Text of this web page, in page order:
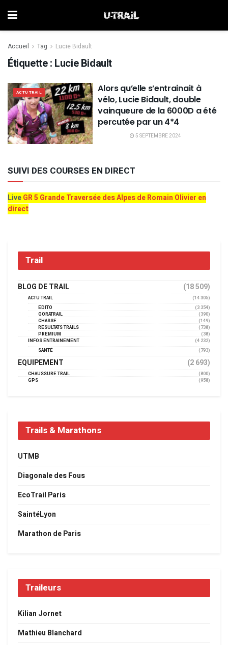
Accueil Tag Lucie Bidault
Étiquette : Lucie Bidault
ACTU TRAIL
Alors qu’elle s’entrainait à
vélo, Lucie Bidault, double
vainqueure de la 6000D a été
percutée par un 4*4
5 SEPTEMBRE 2024
SUIVI DES COURSES EN DIRECT
LiveGR 5 Grande Traversée des Alpes de Romain Olivier en
direct
Trail
BLOG DE TRAIL (18 509)
ACTU TRAIL
(14 305)
EDITO
(3 354)
GORATRAIL
(390)
CHASSE
(149)
RÉSULTATS TRAILS
(738)
PREMIUM
(38)
INFOS ENTRAINEMENT
(4 232)
SANTÉ
(793)
EQUIPEMENT (2 693)
CHAUSSURE TRAIL
(800)
GPS
(958)
Trails & Marathons
UTMB
Diagonale des Fous
EcoTrail Paris
SaintéLyon
Marathon de Paris
Traileurs
Kilian Jornet
Mathieu Blanchard